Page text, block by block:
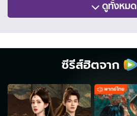
ดูทั้งหมด
ซีรีส์ฮิตจาก